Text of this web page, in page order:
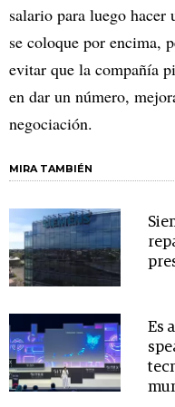
salario para luego hacer
se coloque por encima,
evitar que la compañía
en dar un número,
negociación.
MIRA TAMBIÉN
Es